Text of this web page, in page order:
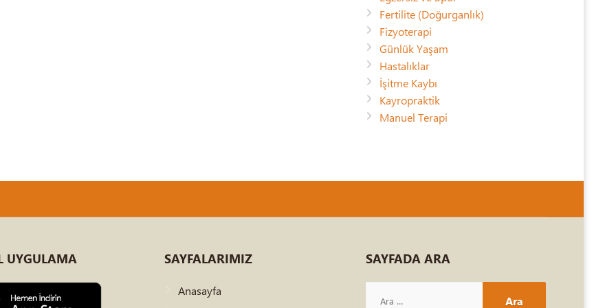
Fertilite (Doğurganlık)
Fizyoterapi
Günlük Yaşam
Hastalıklar
İşitme Kaybı
Kayropraktik
Manuel Terapi
UYGULAMA SAYFALARIMIZ
Anasayfa
SAYFADA ARA